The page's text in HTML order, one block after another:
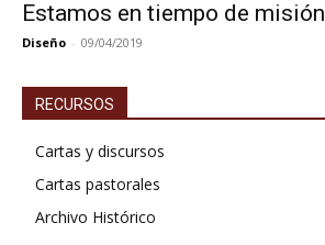
Estamos en tiempo de misión
Diseño - 09/04/2019
RECURSOS
Cartas y discursos
Cartas pastorales
Archivo Histórico